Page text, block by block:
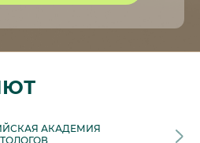
АКАДЕМИЯ